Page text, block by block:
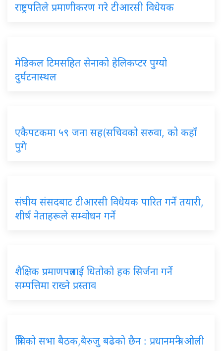
राष्ट्रपतिले प्रमाणीकरण गरे टीआरसी विधेयक
मेडिकल टिमसहित सेनाको हेलिकप्टर पुग्यो
दुर्घटनास्थल
एकैपटकमा ५९ जना सह(सचिवको सरुवा, को कहाँ
पुगे
संघीय संसदबाट टीआरसी विधेयक पारित गर्ने तयारी,
शीर्ष नेताहरूले सम्वोधन गर्ने
शैक्षिक प्रमाणपत्रलाई धितोको हक सिर्जना गर्ने
सम्पत्तिमा राख्ने प्रस्ताव
त्रिविको सभा बैठक,बेरुजु बढेको छैन : प्रधानमन्त्री ओली